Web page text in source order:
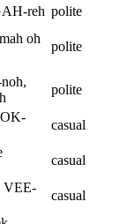
reh polite
oh
polite
polite
casual
casual
VEE-
casual